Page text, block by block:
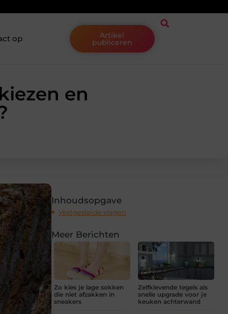
op Artikel
publiceren
en
Inhoudsopgave
Veelgestelde vragen
Meer Berichten
Zo kies je lage sokken
die niet afzakken in
sneakers
Zelfklevende tegels als
snelle upgrade voor je
keuken achterwand